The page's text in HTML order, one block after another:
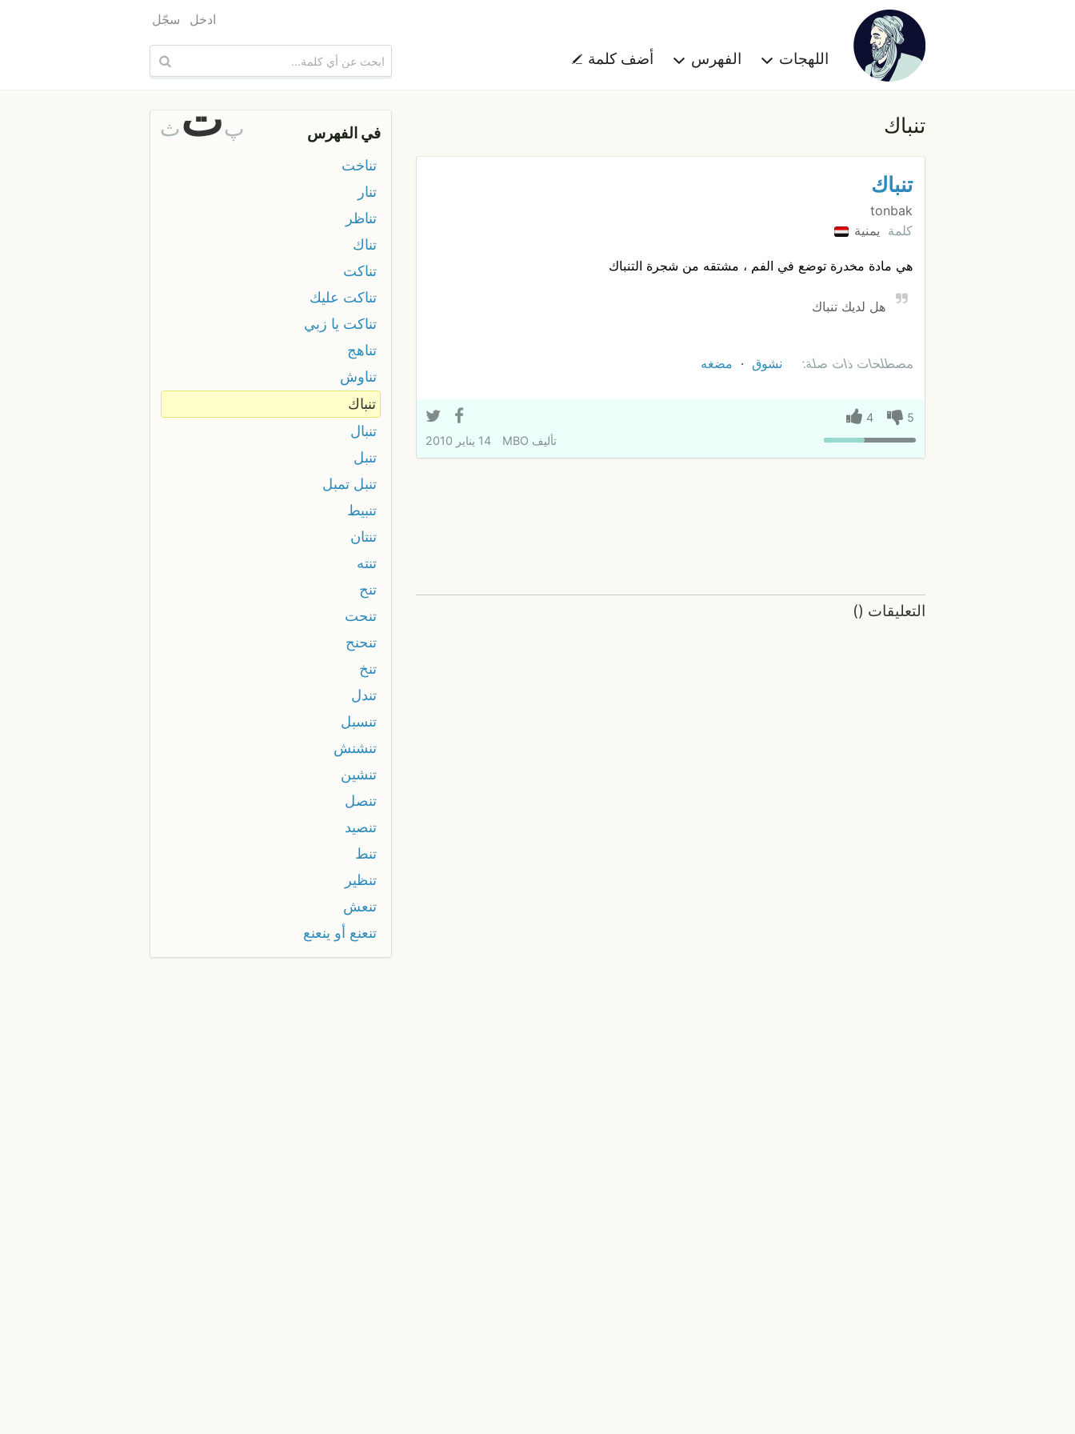
اللهجات الفهرس أضف كلمة
ادخل سجّل
تنباك
تنباك
tonbak
كلمة يمنية
هي مادة مخدرة توضع في الفم ، مشتقه من شجرة التنباك
هل لديك تنباك
مصطلحات ذات صلة: نشوق مضغه
5
4
تأليف MBO 14 يناير 2010
التعليقات (
)
في الفهرس پتث
تناخت
تنار
تناظر
تناك
تناكت
تناكت عليك
تناكت يا زبي
تناهج
تناوش
تنباك
تنبال
تنبل
تنبل تمبل
تنبيط
تنتان
تنته
تنح
تنحت
تنحنح
تنخ
تندل
تنسبل
تنشنش
تنشين
تنصل
تنصيد
تنط
تنظير
تنعش
تنعنع أو ينعنع